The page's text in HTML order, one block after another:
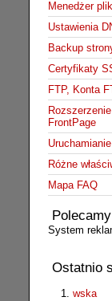
Menedżer
Ustawienia
Backup
Certyfikaty
FTP, Konta
FrontPage
Różne
Mapa FAQ
Polecamy
System
Ostatnio
wska